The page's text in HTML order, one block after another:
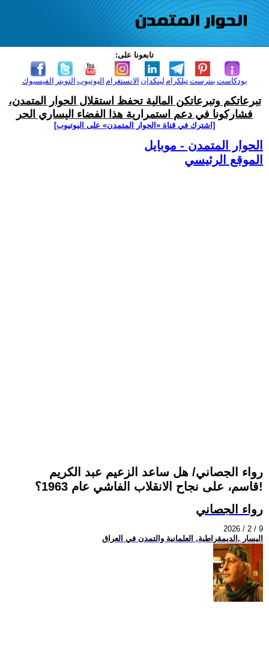
تابعونا على:
الفيسبوك التويتر اليوتيوب الانستغرام لينكدإن تيلكرامبنترست بودكاست
تبرعاتكم وتبرعاتكن المالية تحفظ استقلال الحوار المتمدن،
فشاركونا في دعم استمرارية هذا الفضاء اليساري الحر
[اشترك في قناة ‫«الحوار المتمدن» على اليوتيوب]
الحوار المتمدن - موبايل
الموقع الرئيسي
رواء الجصاني/ هل ساعد الزعيم عبد الكريم
قاسم، على نجاح الانقلاب الفاشي عام 1963؟!
رواء الجصاني
2026 / 2 / 9
اليسار ,الديمقراطية, العلمانية والتمدن في العراق